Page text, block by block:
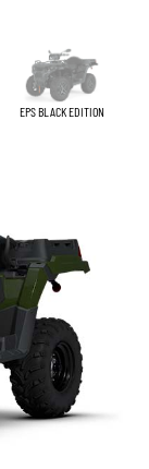
EPS BLACK EDITION